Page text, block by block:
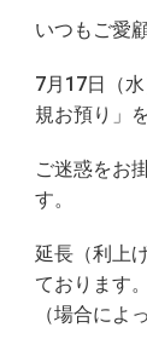
いつもご愛
7月17日（
規お預り」
ご迷惑をお
す。
延長（利上
ております。
（場合によ